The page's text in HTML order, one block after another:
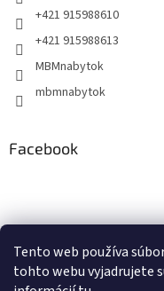
Tento web používa
tohto webu vyjadrujete
+421 915988610
+421 915988613
MBMnabytok
mbmnabytok
Facebook
Nákupný košík